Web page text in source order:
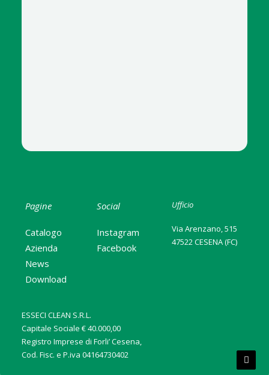
Pagine
Catalogo
Azienda
News
Download
Social
Instagram
Facebook
Ufficio
Via Arenzano, 515
47522 CESENA (FC)
ESSECI CLEAN S.R.L.
Capitale Sociale € 40.000,00
Registro Imprese di Forli’ Cesena,
Cod. Fisc. e P.iva 04164730402